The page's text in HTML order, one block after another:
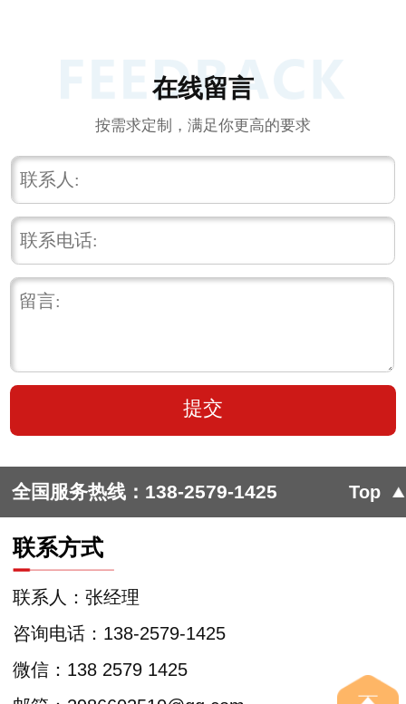
在线留言
按需求定制，满足你更高的要求
全国服务热线： 138-2579-1425 Top
联系方式
咨询电话：138-2579-1425
联系人：张经理
微信：138 2579 1425